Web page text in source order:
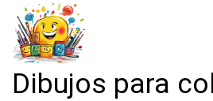
Dibujos para